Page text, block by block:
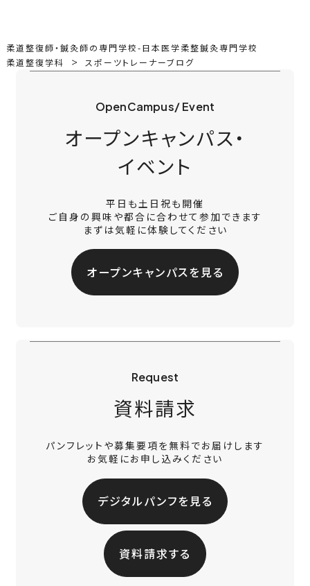
柔道整復師・鍼灸師の専門学校-日本医学柔整鍼灸専門学校
柔道整復学科
スポーツトレーナーブログ
OpenCampus/ Event
オープンキャンパス・
イベント
平日も土日祝も開催
ご自身の興味や都合に合わせて参加できます
まずは気軽に体験してください
オープンキャンパスを見る
Request
資料請求
パンフレットや募集要項を無料でお届けします
お気軽にお申し込みください
デジタルパンフを見る
資料請求する